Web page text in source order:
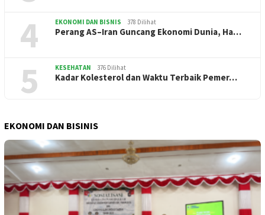
4 EKONOMI DAN BISNIS 378 Dilihat
Perang AS–Iran Guncang Ekonomi Dunia, Ha…
5 KESEHATAN 376 Dilihat
Kadar Kolesterol dan Waktu Terbaik Pemer…
EKONOMI DAN BISINIS